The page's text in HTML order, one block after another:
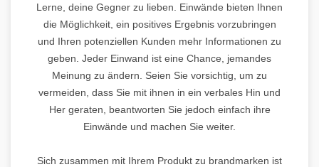
Lerne, deine Gegner zu lieben. Einwände bieten Ihnen
die Möglichkeit, ein positives Ergebnis vorzubringen
und Ihren potenziellen Kunden mehr Informationen zu
geben. Jeder Einwand ist eine Chance, jemandes
Meinung zu ändern. Seien Sie vorsichtig, um zu
vermeiden, dass Sie mit ihnen in ein verbales Hin und
Her geraten, beantworten Sie jedoch einfach ihre
Einwände und machen Sie weiter.
Sich zusammen mit Ihrem Produkt zu brandmarken ist